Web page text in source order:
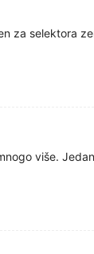
za selektora
više.